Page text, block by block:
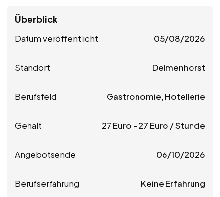
Überblick
Datum veröffentlicht 05/08/2026
Standort Delmenhorst
Berufsfeld Gastronomie, Hotellerie
Gehalt 27 Euro - 27 Euro / Stunde
Angebotsende 06/10/2026
Berufserfahrung Keine Erfahrung